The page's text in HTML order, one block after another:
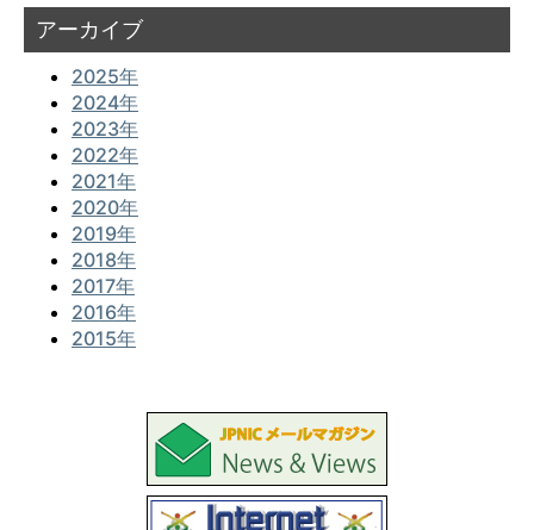
アーカイブ
2025年
2024年
2023年
2022年
2021年
2020年
2019年
2018年
2017年
2016年
2015年